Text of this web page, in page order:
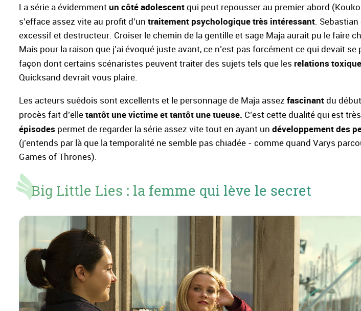
La série a évidemment un côté adolescent qui peut repousser au premier abord
s’efface assez vite au profit d’un traitement psychologique très intéressant.
excessif et destructeur. Croiser le chemin de la gentille et sage Maja aurait pu le faire
Mais pour la raison que j’ai évoqué juste avant, ce n’est pas forcément ce qui devait
façon dont certains scénaristes peuvent traiter des sujets tels que les relations
Quicksand devrait vous plaire.
Les acteurs suédois sont excellents et le personnage de Maja assez fascinant du
procès fait d’elle tantôt une victime et tantôt une tueuse. C’est cette dualité qui est
épisodes permet de regarder la série assez vite tout en ayant un développement des
(j’entends par là que la temporalité ne semble pas chiadée - comme quand Varys
Games of Thrones).
Big Little Lies : la femme qui lève le secret